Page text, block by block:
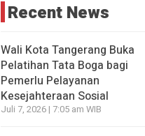
Recent News
Wali Kota Tangerang Buka
Pelatihan Tata Boga bagi
Pemerlu Pelayanan
Kesejahteraan Sosial
Juli 7, 2026 | 7:05 am WIB